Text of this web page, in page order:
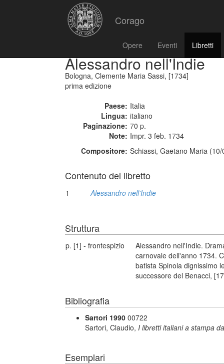
Corago
Opere Eventi Libretti
Alessandro nell'Indie
Bologna, Clemente Maria Sassi, [1734]
prima edizione
Paese: Italia
Lingua: italiano
Paginazione: 70 p.
Note: Impr. 3 feb. 1734
Compositore: Schiassi, Gaetano Maria
Contenuto del libretto
1 Alessandro nell'Indie
Struttura
p. [1] - frontespizio
Alessandro nell'Indie.
carnovale dell'anno 1734.
batista Spinola dignissimo
successore del Benacci,
Bibliografia
Sartori 1990 00722
Sartori, Claudio, I libretti italiani a stampa
Esemplari